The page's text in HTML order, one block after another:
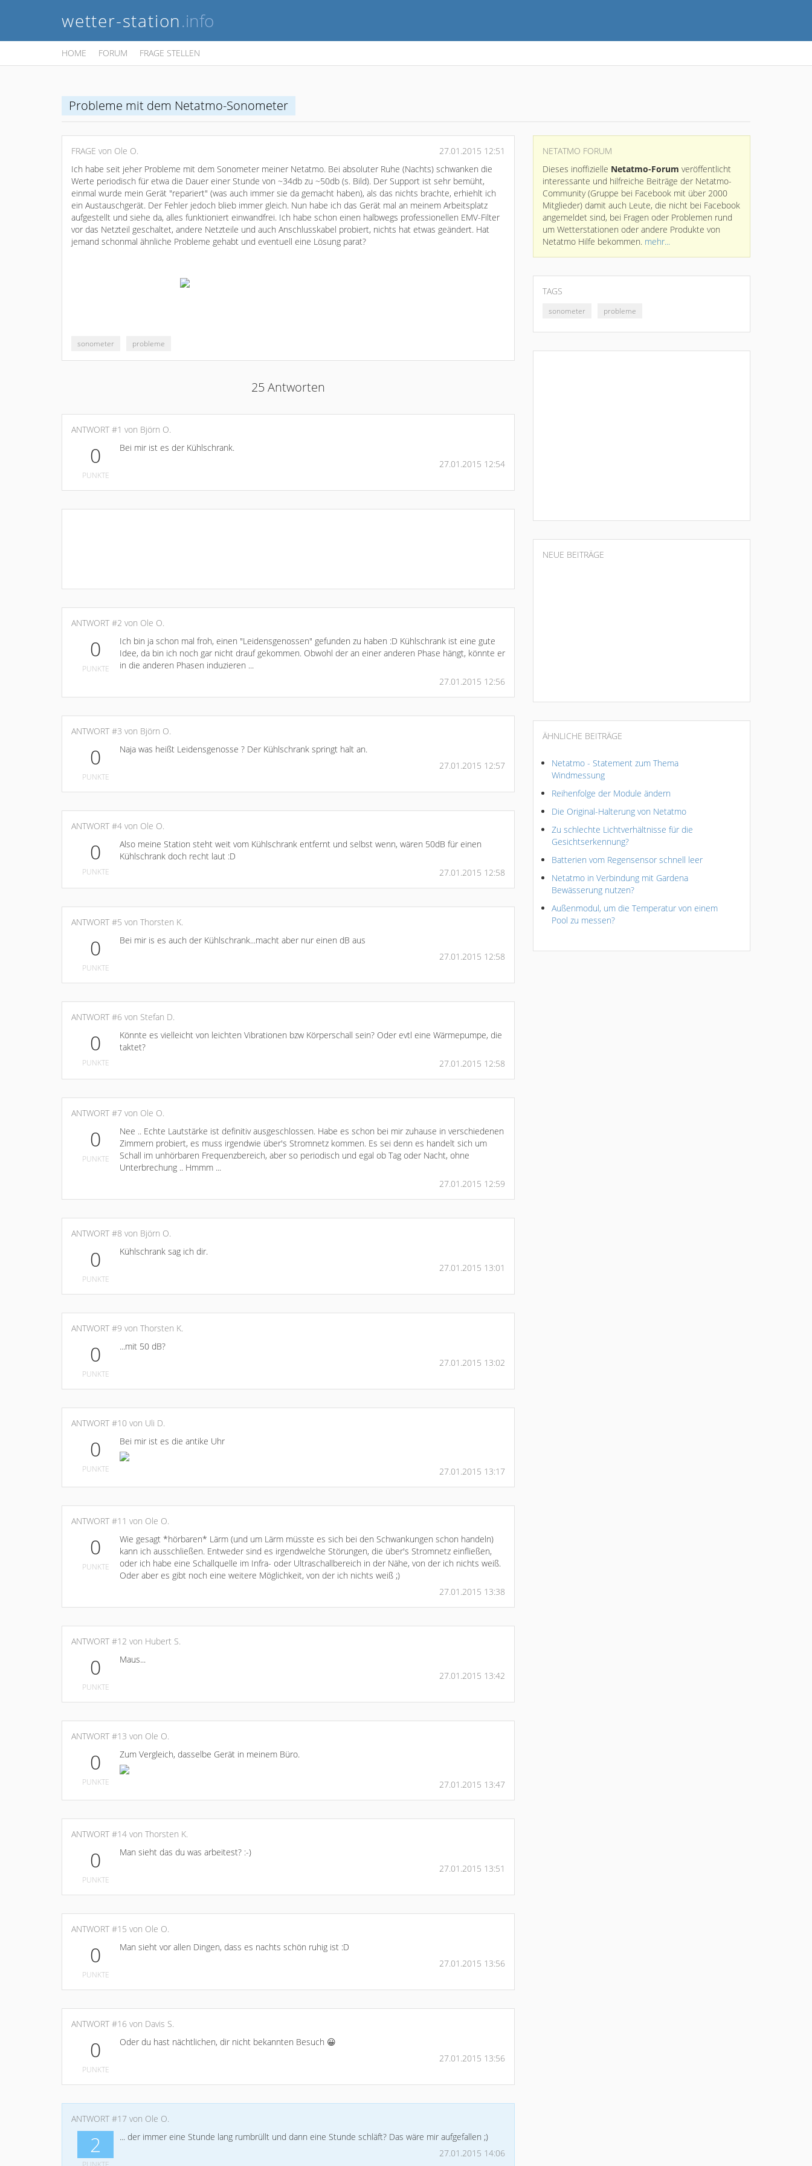
wetter-station.info
HOME FORUM FRAGE STELLEN
Probleme mit dem Netatmo-Sonometer
FRAGE von Ole O.
27.01.2015 12:51
Ich habe seit jeher Probleme mit dem Sonometer meiner Netatmo. Bei absoluter Ruhe (Nachts) schwanken die
Werte periodisch für etwa die Dauer einer Stunde von ~34db zu ~50db (s. Bild). Der Support ist sehr bemüht,
einmal wurde mein Gerät "repariert" (was auch immer sie da gemacht haben), als das nichts brachte, erhiehlt ich
ein Austauschgerät. Der Fehler jedoch blieb immer gleich. Nun habe ich das Gerät mal an meinem Arbeitsplatz
aufgestellt und siehe da, alles funktioniert einwandfrei. Ich habe schon einen halbwegs professionellen EMV-Filter
vor das Netzteil geschaltet, andere Netzteile und auch Anschlusskabel probiert, nichts hat etwas geändert. Hat
jemand schonmal ähnliche Probleme gehabt und eventuell eine Lösung parat?
sonometer probleme
25 Antworten
ANTWORT #1 von Björn O.
0
PUNKTE
Bei mir ist es der Kühlschrank.
27.01.2015 12:54
ANTWORT #2 von Ole O.
0
PUNKTE
Ich bin ja schon mal froh, einen "Leidensgenossen" gefunden zu haben :D Kühlschrank ist eine gute
Idee, da bin ich noch gar nicht drauf gekommen. Obwohl der an einer anderen Phase hängt, könnte er
in die anderen Phasen induzieren ...
27.01.2015 12:56
ANTWORT #3 von Björn O.
0
PUNKTE
Naja was heißt Leidensgenosse ? Der Kühlschrank springt halt an.
27.01.2015 12:57
ANTWORT #4 von Ole O.
0
PUNKTE
Also meine Station steht weit vom Kühlschrank entfernt und selbst wenn, wären 50dB für einen
Kühlschrank doch recht laut :D
27.01.2015 12:58
ANTWORT #5 von Thorsten K.
0
PUNKTE
Bei mir is es auch der Kühlschrank...macht aber nur einen dB aus
27.01.2015 12:58
ANTWORT #6 von Stefan D.
0
PUNKTE
Könnte es vielleicht von leichten Vibrationen bzw Körperschall sein? Oder evtl eine Wärmepumpe, die
taktet?
27.01.2015 12:58
ANTWORT #7 von Ole O.
0
PUNKTE
Nee .. Echte Lautstärke ist definitiv ausgeschlossen. Habe es schon bei mir zuhause in verschiedenen
Zimmern probiert, es muss irgendwie über's Stromnetz kommen. Es sei denn es handelt sich um
Schall im unhörbaren Frequenzbereich, aber so periodisch und egal ob Tag oder Nacht, ohne
Unterbrechung .. Hmmm ...
27.01.2015 12:59
ANTWORT #8 von Björn O.
0
PUNKTE
Kühlschrank sag ich dir.
27.01.2015 13:01
ANTWORT #9 von Thorsten K.
0
PUNKTE
...mit 50 dB?
27.01.2015 13:02
ANTWORT #10 von Uli D.
0
PUNKTE
Bei mir ist es die antike Uhr
27.01.2015 13:17
ANTWORT #11 von Ole O.
0
PUNKTE
Wie gesagt *hörbaren* Lärm (und um Lärm müsste es sich bei den Schwankungen schon handeln)
kann ich ausschließen. Entweder sind es irgendwelche Störungen, die über's Stromnetz einfließen,
oder ich habe eine Schallquelle im Infra- oder Ultraschallbereich in der Nähe, von der ich nichts weiß.
Oder aber es gibt noch eine weitere Möglichkeit, von der ich nichts weiß ;)
27.01.2015 13:38
ANTWORT #12 von Hubert S.
0
PUNKTE
Maus...
27.01.2015 13:42
ANTWORT #13 von Ole O.
0
PUNKTE
Zum Vergleich, dasselbe Gerät in meinem Büro.
27.01.2015 13:47
ANTWORT #14 von Thorsten K.
0
PUNKTE
Man sieht das du was arbeitest? :-)
27.01.2015 13:51
ANTWORT #15 von Ole O.
0
PUNKTE
Man sieht vor allen Dingen, dass es nachts schön ruhig ist :D
27.01.2015 13:56
ANTWORT #16 von Davis S.
0
PUNKTE
Oder du hast nächtlichen, dir nicht bekannten Besuch 😀
27.01.2015 13:56
ANTWORT #17 von Ole O.
2
... der immer eine Stunde lang rumbrüllt und dann eine Stunde schläft? Das wäre mir aufgefallen ;)
27.01.2015 14:06
NETATMO FORUM
Dieses inoffizielle Netatmo-Forum veröffentlicht
interessante und hilfreiche Beiträge der Netatmo-
Community (Gruppe bei Facebook mit über 2000
Mitglieder) damit auch Leute, die nicht bei Facebook
angemeldet sind, bei Fragen oder Problemen rund
um Wetterstationen oder andere Produkte von
Netatmo Hilfe bekommen. mehr...
TAGS
sonometer probleme
NEUE BEITRÄGE
ÄHNLICHE BEITRÄGE
Netatmo - Statement zum Thema
Windmessung
Reihenfolge der Module ändern
Die Original-Halterung von Netatmo
Zu schlechte Lichtverhältnisse für die
Gesichtserkennung?
Batterien vom Regensensor schnell leer
Netatmo in Verbindung mit Gardena
Bewässerung nutzen?
Außenmodul, um die Temperatur von einem
Pool zu messen?